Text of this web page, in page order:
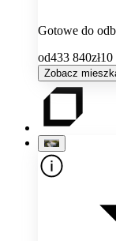
Gotowe do
od433 840zł10
Zobacz